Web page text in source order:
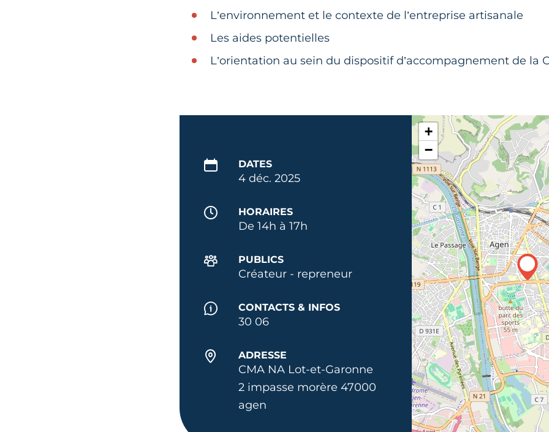
L’environnement et le contexte de l’entreprise artisanale
Les aides potentielles
L’orientation au sein du dispositif d’accompagnement de la
DATES
4 déc. 2025
HORAIRES
De 14h à 17h
PUBLICS
Créateur - repreneur
CONTACTS & INFOS
30 06
ADRESSE
CMA NA Lot-et-Garonne
2 impasse morère 47000
agen
+
−